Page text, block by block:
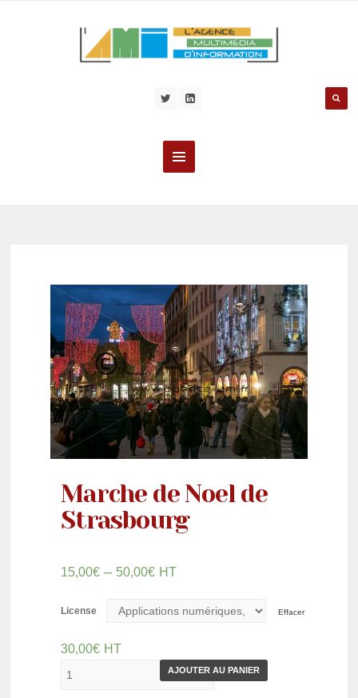
Marche de Noel de
Strasbourg
15,00€ – 50,00€ HT
License Effacer
30,00€ HT
AJOUTER AU PANIER